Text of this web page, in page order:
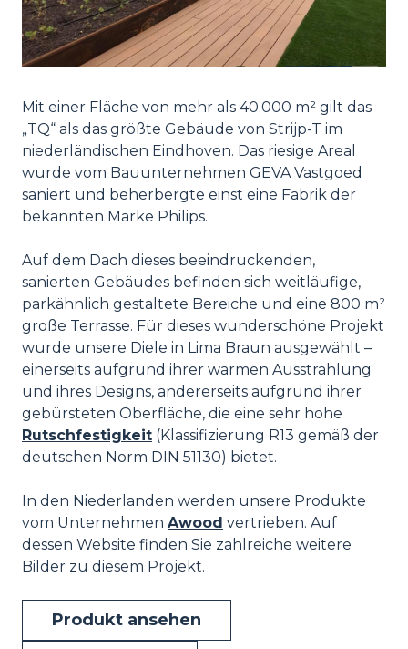
Mit einer Fläche von mehr als 40.000 m² gilt das
„TQ“ als das größte Gebäude von Strijp-T im
niederländischen Eindhoven. Das riesige Areal
wurde vom Bauunternehmen GEVA Vastgoed
saniert und beherbergte einst eine Fabrik der
bekannten Marke Philips.
Auf dem Dach dieses beeindruckenden,
sanierten Gebäudes befinden sich weitläufige,
parkähnlich gestaltete Bereiche und eine 800 m²
große Terrasse. Für dieses wunderschöne Projekt
wurde unsere Diele in Lima Braun ausgewählt –
einerseits aufgrund ihrer warmen Ausstrahlung
und ihres Designs, andererseits aufgrund ihrer
gebürsteten Oberfläche, die eine sehr hohe
Rutschfestigkeit (Klassifizierung R13 gemäß der
deutschen Norm DIN 51130) bietet.
In den Niederlanden werden unsere Produkte
vom Unternehmen Awood vertrieben. Auf
dessen Website finden Sie zahlreiche weitere
Bilder zu diesem Projekt.
Produkt ansehen